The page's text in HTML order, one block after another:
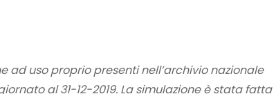
uso proprio presenti nell’archivio nazionale
al 31-12-2019. La simulazione è stata fatta